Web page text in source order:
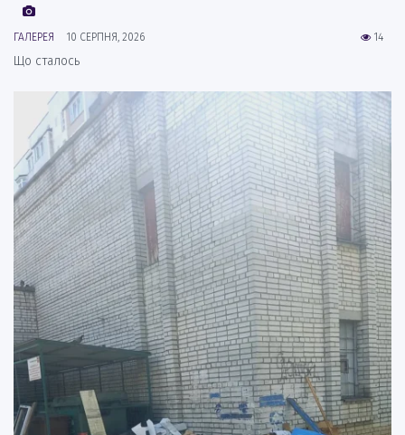
14
ГАЛЕРЕЯ 10 СЕРПНЯ, 2026
Що сталось